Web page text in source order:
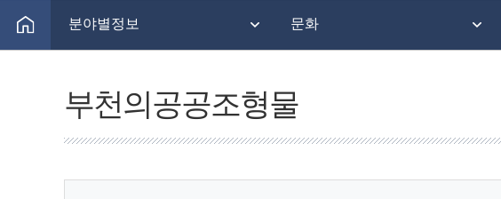
분야별정보 문화
부천의공공조형물